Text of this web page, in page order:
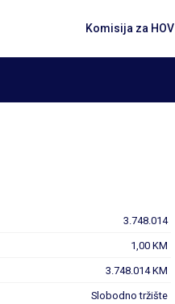
Komisija za HOV
3.748.014
1,00 KM
3.748.014 KM
Slobodno tržište